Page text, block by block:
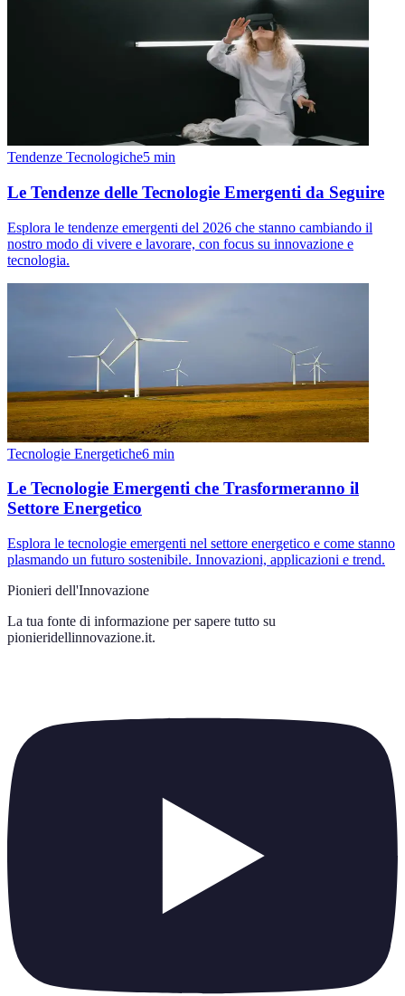
Tendenze Tecnologiche5 min
Le Tendenze delle Tecnologie Emergenti da Seguire
Esplora le tendenze emergenti del 2026 che stanno cambiando il
nostro modo di vivere e lavorare, con focus su innovazione e
tecnologia.
Tecnologie Energetiche6 min
Le Tecnologie Emergenti che Trasformeranno il
Settore Energetico
Esplora le tecnologie emergenti nel settore energetico e come stanno
plasmando un futuro sostenibile. Innovazioni, applicazioni e trend.
Pionieri dell'Innovazione
La tua fonte di informazione per sapere tutto su
pionieridellinnovazione.it.